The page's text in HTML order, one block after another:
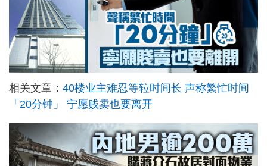
相关文章： 40楼业主难忍等䢂时间长 声称繁忙时间
「20分钟」 宁愿贱卖也要离开